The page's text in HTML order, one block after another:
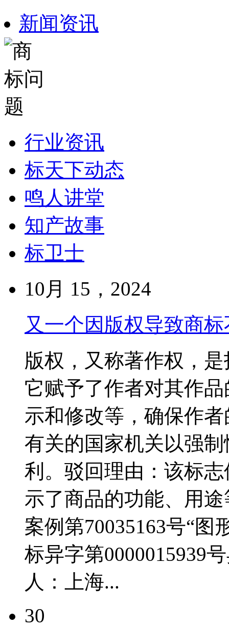
新闻资讯
行业资讯
标天下动态
鸣人讲堂
知产故事
标卫士
10月 15，2024
又一个因版权导致商
版权，又称著作权，
它赋予了作者对其作
示和修改等，确保作
有关的国家机关以强
利。驳回理由：该标
示了商品的功能、用
案例第70035163号“图
标异字第0000015939
人：上海...
30